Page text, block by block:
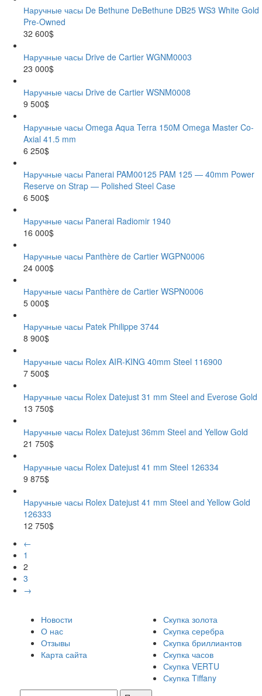
Наручные часы De Bethune DeBethune DB25 WS3 White Gold
Pre-Owned
32 600$
Наручные часы Drive de Cartier WGNM0003
23 000$
Наручные часы Drive de Cartier WSNM0008
9 500$
Наручные часы Omega Aqua Terra 150M Omega Master Co-
Axial 41.5 mm
6 250$
Наручные часы Panerai PAM00125 PAM 125 — 40mm Power
Reserve on Strap — Polished Steel Case
6 500$
Наручные часы Panerai Radiomir 1940
16 000$
Наручные часы Panthère de Cartier WGPN0006
24 000$
Наручные часы Panthère de Cartier WSPN0006
5 000$
Наручные часы Patek Philippe 3744
8 900$
Наручные часы Rolex AIR-KING 40mm Steel 116900
7 500$
Наручные часы Rolex Datejust 31 mm Steel and Everose Gold
13 750$
Наручные часы Rolex Datejust 36mm Steel and Yellow Gold
21 750$
Наручные часы Rolex Datejust 41 mm Steel 126334
9 875$
Наручные часы Rolex Datejust 41 mm Steel and Yellow Gold
126333
12 750$
←
1
2
3
→
Новости
О нас
Отзывы
Карта сайта
Скупка золота
Скупка серебра
Скупка бриллиантов
Скупка часов
Скупка VERTU
Скупка Tiffany